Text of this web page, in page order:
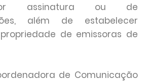
assinatura ou de
além de estabelecer
de emissoras de
de Comunicação